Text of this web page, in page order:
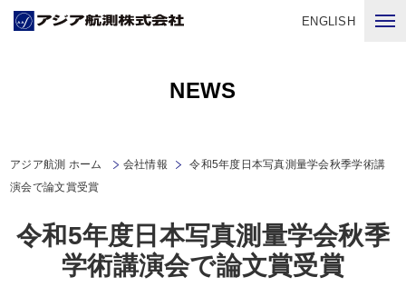
ENGLISH
NEWS
アジア航測 ホーム 会社情報
令和5年度日本写真測量学会秋季学術講
演会で論文賞受賞
令和5年度日本写真測量学会秋季
学術講演会で論文賞受賞